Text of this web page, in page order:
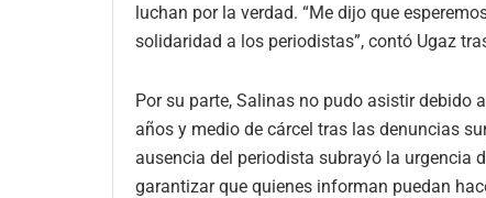
luchan por la verdad. “Me dijo que
solidaridad a los periodistas”, contó Ugaz
Por su parte, Salinas no pudo asistir debido
años y medio de cárcel tras las denuncias
ausencia del periodista subrayó la urgencia
garantizar que quienes informan puedan